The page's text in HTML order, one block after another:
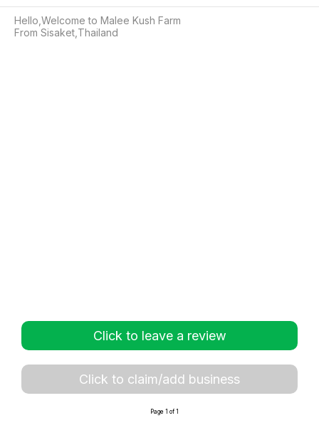
Hello,Welcome to Malee Kush Farm
From Sisaket,Thailand
Click to leave a review
Click to claim/add business
Page 1 of 1